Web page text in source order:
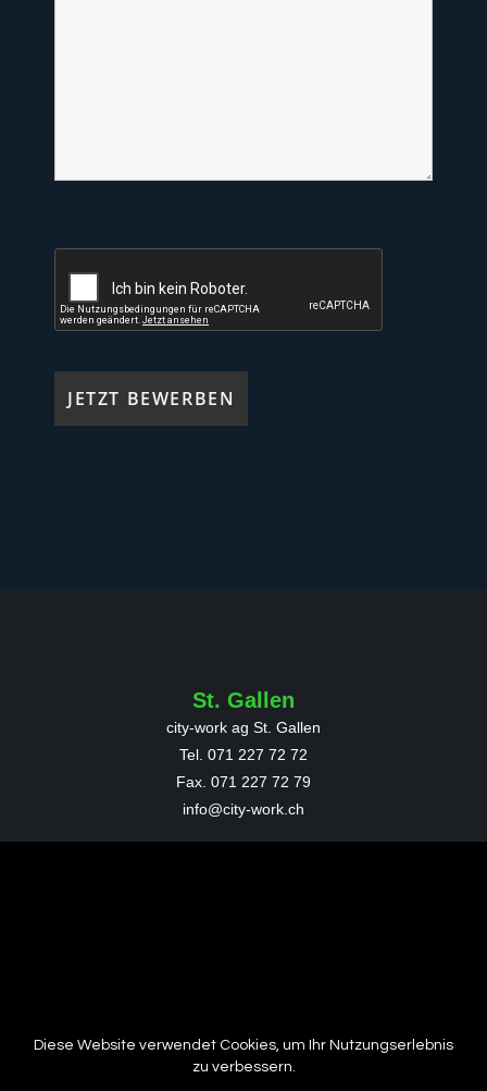
St. Gallen
city-work ag St. Gallen
Tel. 071 227 72 72
Fax. 071 227 72 79
info@city-work.ch
St. Margrethen
Diese Website verwendet Cookies, um Ihr Nutzungserlebnis
zu verbessern.